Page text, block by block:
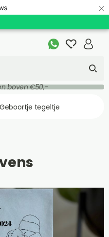
×
boven €50,-
Geboortje tegeltje